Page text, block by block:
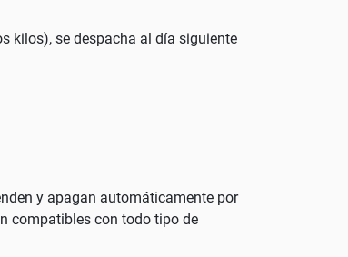
kilos), se despacha al día siguiente
y apagan automáticamente por
compatibles con todo tipo de